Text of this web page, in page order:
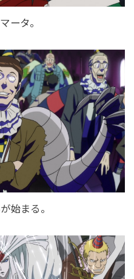
ータ。
始まる。